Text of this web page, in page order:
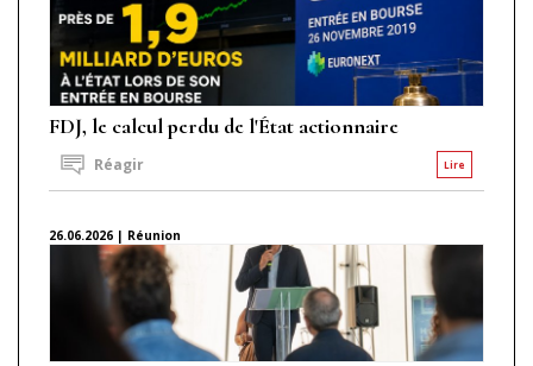
FDJ, le calcul perdu de l'État actionnaire
Lire
Réagir
26.06.2026 | Réunion